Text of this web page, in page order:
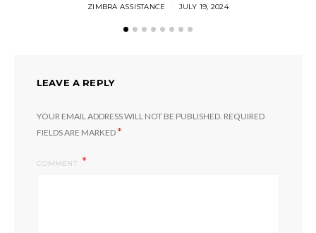
ZIMBRA ASSISTANCE JULY 19, 2024
LEAVE A REPLY
YOUR EMAIL ADDRESS WILL NOT BE PUBLISHED. REQUIRED
FIELDS ARE MARKED*
COMMENT